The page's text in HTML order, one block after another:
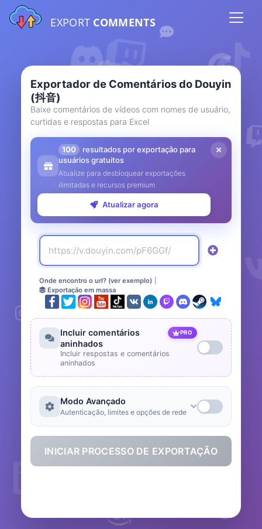
EXPORT COMMENTS
Exportador de Comentários do Douyin
(抖音)
Baixe comentários de vídeos com nomes de usuário,
curtidas e respostas para Excel
100
resultados por exportação para
usuários gratuitos
Atualize para desbloquear exportações
ilimitadas e recursos premium
Atualizar agora
Onde encontro o url? (ver exemplo)
Exportação em massa
Incluir comentários
aninhados
PRO
Incluir respostas e comentários
aninhados
Modo Avançado
Autenticação, limites e opções de rede
INICIAR PROCESSO DE EXPORTAÇÃO